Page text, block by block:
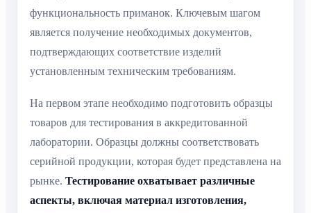
функциональность приманок. Ключевым шагом
является получение необходимых документов,
подтверждающих соответствие изделий
установленным техническим требованиям.
На первом этапе необходимо подготовить образцы
товаров для тестирования в аккредитованной
лаборатории. Образцы должны соответствовать
серийной продукции, которая будет представлена на
рынке. Тестирование охватывает различные
аспекты, включая материал изготовления,